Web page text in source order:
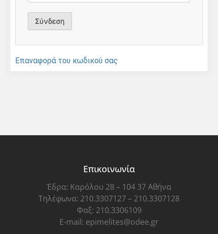
Επαναφορά του κωδικού σας
Επικοινωνία
Έδρα: Καρόλου 28 – 104 37 Αθήνα
Τηλέφωνα: 210.3307127 – 210.3307128
Φαξ: 210.3306109
E-mail: epimelites@odee.gr